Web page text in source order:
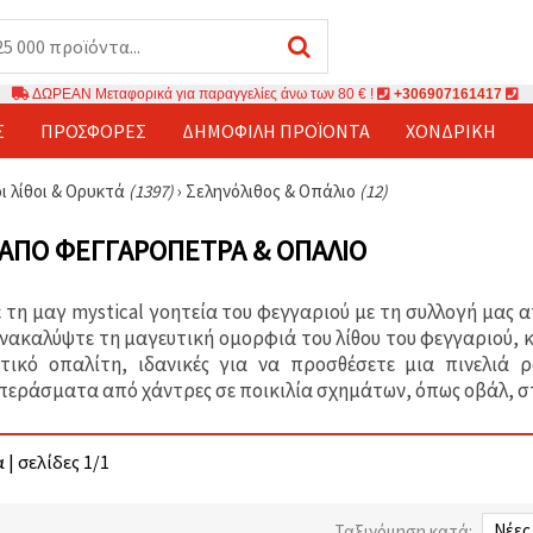
ΔΩΡΕΑΝ Μεταφορικά για παραγγελίες άνω των 80 € ! +306907161417
ΠΡΟΣΦΟΡΈΣ ΔΗΜΟΦΙΛΉ ΠΡΟΪΌΝΤΑ ΧΟΝΔΡΙΚΉ
λίθοι & Ορυκτά (1397)› Σεληνόλιθος & Οπάλιο (12)
ΦΕΓΓΑΡΌΠΕΤΡΑ & ΟΠΆΛΙΟ
τη μαγ mystical γοητεία του φεγγαριού με τη συλλογή μας
τη μαγευτική ομορφιά του λίθου του
οπαλίτη, ιδανικές για να προσθέσετε μια
από χάντρες σε ποικιλία σχημάτων, όπως οβάλ,
| σελίδες 1/1